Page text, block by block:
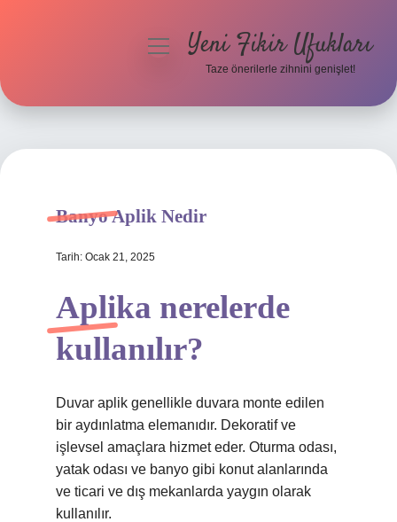
Hakkımızda
menüyüYeni Fikir Ufukları
Taze önerilerle zihnini genişlet!
Banyo Aplik Nedir
Tarih: Ocak 21, 2025
Aplika nerelerde
kullanılır?
Duvar aplik genellikle duvara monte edilen
bir aydınlatma elemanıdır. Dekoratif ve
işlevsel amaçlara hizmet eder. Oturma odası,
yatak odası ve banyo gibi konut alanlarında
ve ticari ve dış mekanlarda yaygın olarak
kullanılır.